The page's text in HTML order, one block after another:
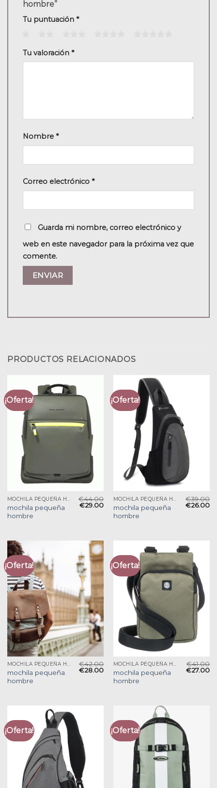
hombre”
Tu puntuación *
Tu valoración *
Nombre *
Correo electrónico *
Guarda mi nombre, correo electrónico y
web en este navegador para la próxima vez que
comente.
PRODUCTOS RELACIONADOS
¡Oferta!
MOCHILA PEQUEÑA HOMBRE
mochila pequeña
hombre
€44.00
€29.00
¡Oferta!
MOCHILA PEQUEÑA HOMBRE
mochila pequeña
hombre
€39.00
€26.00
¡Oferta!
MOCHILA PEQUEÑA HOMBRE
mochila pequeña
hombre
€42.00
€28.00
¡Oferta!
MOCHILA PEQUEÑA HOMBRE
mochila pequeña
hombre
€41.00
€27.00
¡Oferta! ¡Oferta!